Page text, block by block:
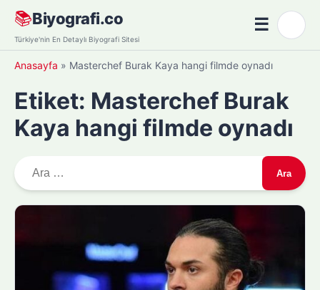
Skip
content
📚Biyografi.co
Türkiye'nin En Detaylı Biyografi Sitesi
☰Menü
Anasayfa » Masterchef Burak Kaya hangi filmde oynadı
Etiket: Masterchef Burak
Kaya hangi filmde oynadı
r